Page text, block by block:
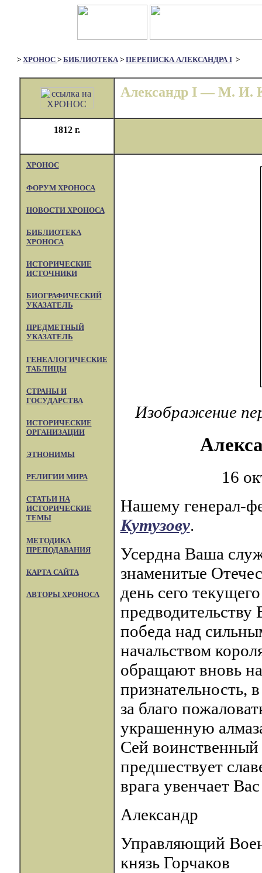
> XPOHOC > БИБЛИОТЕКА> ПЕРЕПИСКА АЛЕКСАНДРА I >
Александр I — М. И.
1812 г.
XPOHOC
ФОРУМ ХРОНОСА
НОВОСТИ ХРОНОСА
БИБЛИОТЕКА
ХРОНОСА
ИСТОРИЧЕСКИЕ
ИСТОЧНИКИ
БИОГРАФИЧЕСКИЙ
УКАЗАТЕЛЬ
ПРЕДМЕТНЫЙ
УКАЗАТЕЛЬ
ГЕНЕАЛОГИЧЕСКИЕ
ТАБЛИЦЫ
СТРАНЫ И
ГОСУДАРСТВА
ИСТОРИЧЕСКИЕ
ОРГАНИЗАЦИИ
ЭТНОНИМЫ
РЕЛИГИИ МИРА
СТАТЬИ НА
ИСТОРИЧЕСКИЕ
ТЕМЫ
МЕТОДИКА
ПРЕПОДАВАНИЯ
КАРТА САЙТА
АВТОРЫ ХРОНОСА
Изображение
16
Нашему генерал-
Кутузову.
Усердна Ваша
знаменитые
день сего
победа над
начальством
обращают вновь
признательность,
за благо
украшенную
Сей
предшествует
врага увенчает
Александр
Управляющий
князь Горчаков